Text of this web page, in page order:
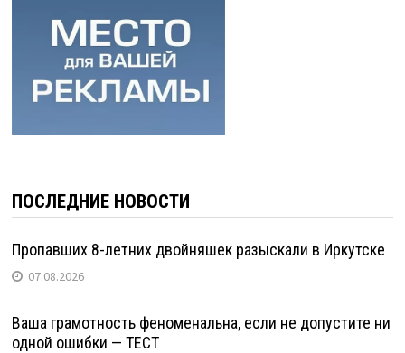
ПОСЛЕДНИЕ НОВОСТИ
Пропавших 8-летних двойняшек разыскали в Иркутске
07.08.2026
Ваша грамотность феноменальна, если не допустите ни
одной ошибки — ТЕСТ